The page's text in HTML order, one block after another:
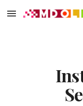
Skip to main content